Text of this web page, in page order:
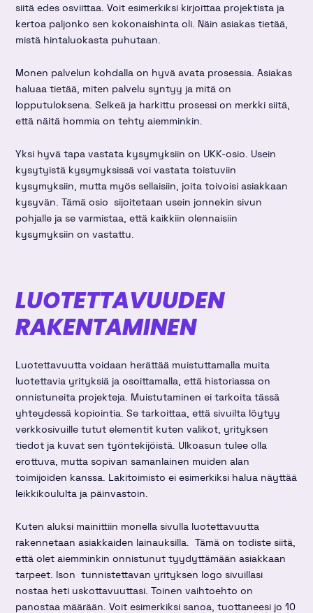
siitä edes osviittaa. Voit esimerkiksi kirjoittaa projektista ja
kertoa paljonko sen kokonaishinta oli. Näin asiakas tietää,
mistä hintaluokasta puhutaan.
Monen palvelun kohdalla on hyvä avata prosessia. Asiakas
haluaa tietää, miten palvelu syntyy ja mitä on
lopputuloksena. Selkeä ja harkittu prosessi on merkki siitä,
että näitä hommia on tehty aiemminkin.
Yksi hyvä tapa vastata kysymyksiin on UKK-osio. Usein
kysytyistä kysymyksissä voi vastata toistuviin
kysymyksiin, mutta myös sellaisiin, joita toivoisi asiakkaan
kysyvän. Tämä osio sijoitetaan usein jonnekin sivun
pohjalle ja se varmistaa, että kaikkiin olennaisiin
kysymyksiin on vastattu.
LUOTETTAVUUDEN
RAKENTAMINEN
Luotettavuutta voidaan herättää muistuttamalla muita
luotettavia yrityksiä ja osoittamalla, että historiassa on
onnistuneita projekteja. Muistutaminen ei tarkoita tässä
yhteydessä kopiointia. Se tarkoittaa, että sivuilta löytyy
verkkosivuille tutut elementit kuten valikot, yrityksen
tiedot ja kuvat sen työntekijöistä. Ulkoasun tulee olla
erottuva, mutta sopivan samanlainen muiden alan
toimijoiden kanssa. Lakitoimisto ei esimerkiksi halua näyttää
leikkikoululta ja päinvastoin.
Kuten aluksi mainittiin monella sivulla luotettavuutta
rakennetaan asiakkaiden lainauksilla. Tämä on todiste siitä,
että olet aiemminkin onnistunut tyydyttämään asiakkaan
tarpeet. Ison tunnistettavan yrityksen logo sivuillasi
nostaa heti uskottavuuttasi. Toinen vaihtoehto on
panostaa määrään. Voit esimerkiksi sanoa, tuottaneesi jo 10